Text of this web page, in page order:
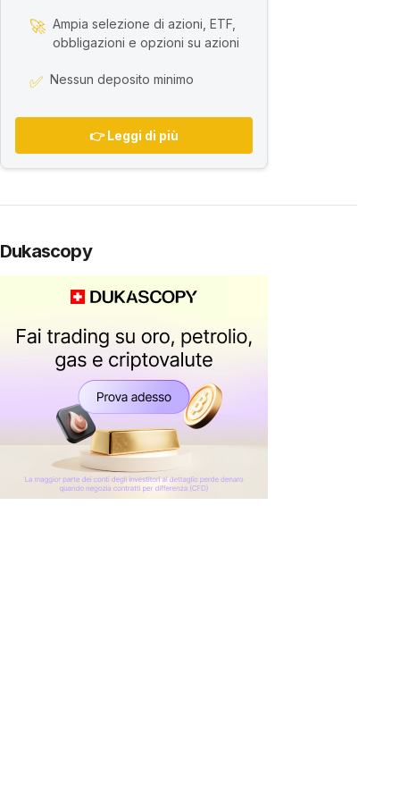
🚀 Ampia selezione di azioni, ETF,
obbligazioni e opzioni su azioni
✅ Nessun deposito minimo
👉 Leggi di più
Dukascopy